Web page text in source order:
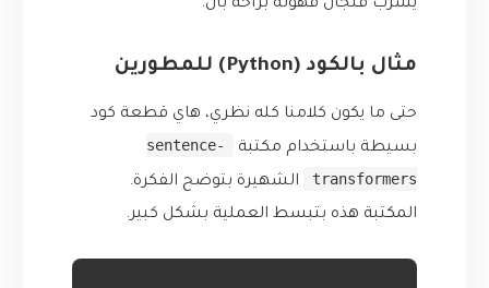
يشرب فنجان قهوته براحة بال.
مثال بالكود (Python) للمطورين
حتى ما يكون كلامنا كله نظري، هاي قطعة كود
بسيطة باستخدام مكتبة
sentence-
transformers
الشهيرة بتوضح الفكرة.
المكتبة هذه بتبسط العملية بشكل كبير.